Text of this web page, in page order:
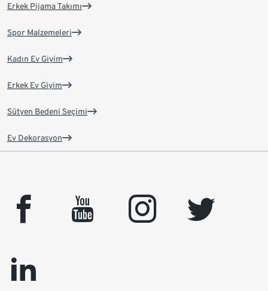
Erkek Pijama Takımı
Spor Malzemeleri
Kadın Ev Giyim
Erkek Ev Giyim
Sütyen Bedeni Seçimi
Ev Dekorasyon
facebook youtube instagram
twitter
linkedin